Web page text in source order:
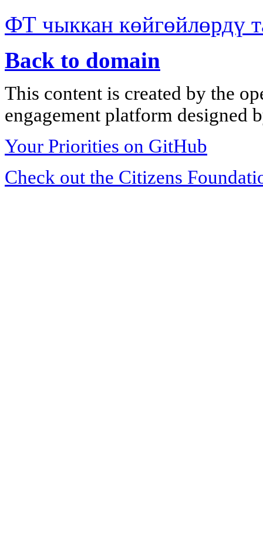
ФТ чыккан көйгөйлөрдү
Back to domain
This content is created by the
engagement platform designed
Your Priorities on GitHub
Check out the Citizens